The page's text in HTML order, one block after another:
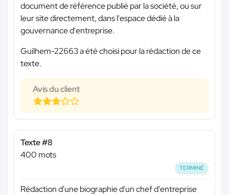
document de référence publié par la société, ou sur
leur site directement, dans l'espace dédié à la
gouvernance d'entreprise.
Guilhem-22663 a été choisi pour la rédaction de ce
texte.
Avis du client
Texte #8
400 mots
TERMINÉ
Rédaction d'une biographie d'un chef d'entreprise